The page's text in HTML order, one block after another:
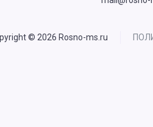
© 2026 Rosno-ms.ru